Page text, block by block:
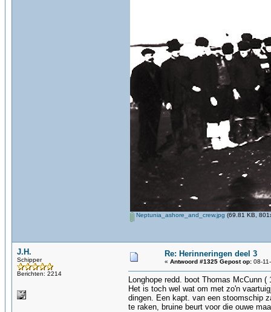
Neptunia_ashore_and_crew.jpg (69.81 KB,
J.H.
Schipper
Berichten: 2214
Re: Herinneringen deel 3
« Antwoord #1325 Gepost op: 08-
Longhope redd. boot Thomas McCunn
Het is toch wel wat om met zo'n
dingen. Een kapt. van een stoomschip
te raken, bruine beurt voor die ouwe